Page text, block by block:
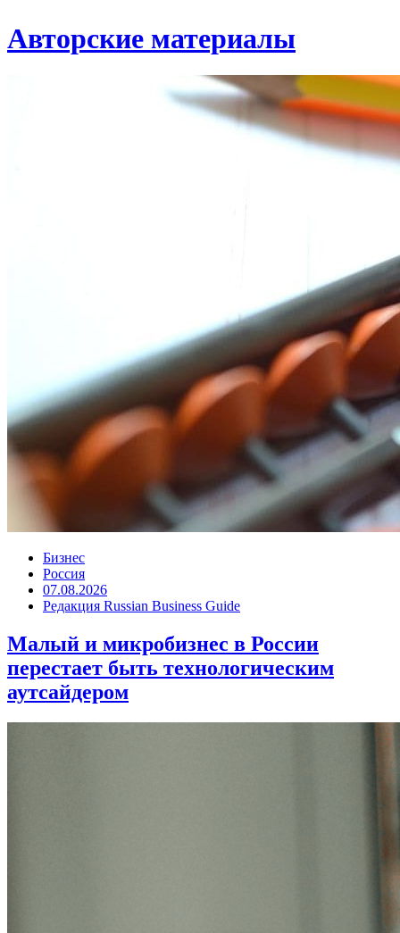
Авторские материалы
Бизнес
Россия
07.08.2026
Редакция Russian Business Guide
Малый и микробизнес в России
перестает быть технологическим
аутсайдером